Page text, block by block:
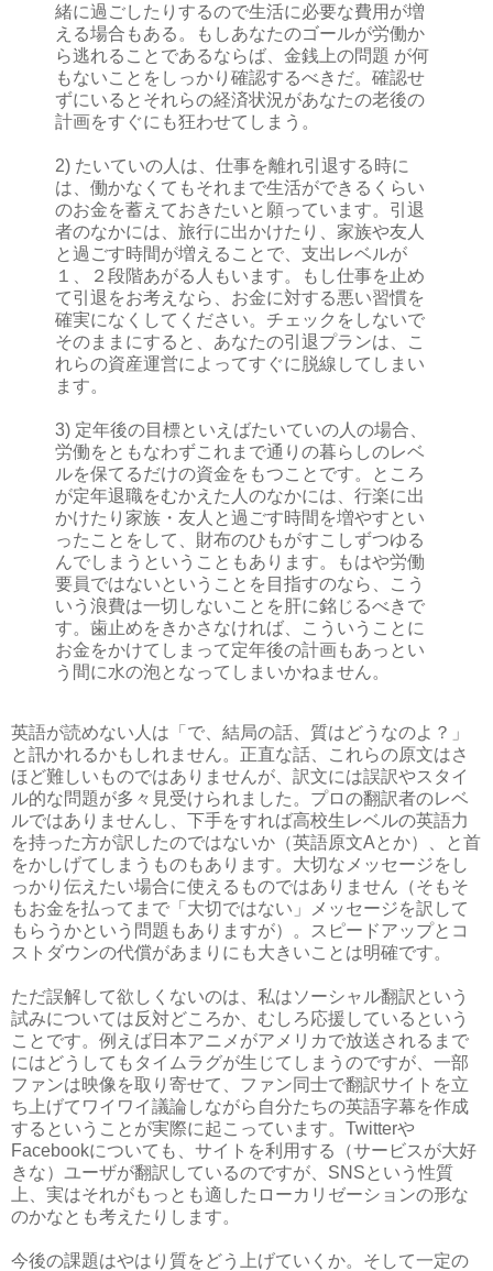
緒に過ごしたりするので生活に必要な費用が増
える場合もある。もしあなたのゴールが労働か
ら逃れることであるならば、金銭上の問題 が何
もないことをしっかり確認するべきだ。確認せ
ずにいるとそれらの経済状況があなたの老後の
計画をすぐにも狂わせてしまう。
2) たいていの人は、仕事を離れ引退する時に
は、働かなくてもそれまで生活ができるくらい
のお金を蓄えておきたいと願っています。引退
者のなかには、旅行に出かけたり、家族や友人
と過ごす時間が増えることで、支出レベルが
１、２段階あがる人もいます。もし仕事を止め
て引退をお考えなら、お金に対する悪い習慣を
確実になくしてください。チェックをしないで
そのままにすると、あなたの引退プランは、こ
れらの資産運営によってすぐに脱線してしまい
ます。
3) 定年後の目標といえばたいていの人の場合、
労働をともなわずこれまで通りの暮らしのレベ
ルを保てるだけの資金をもつことです。ところ
が定年退職をむかえた人のなかには、行楽に出
かけたり家族・友人と過ごす時間を増やすとい
ったことをして、財布のひもがすこしずつゆる
んでしまうということもあります。もはや労働
要員ではないということを目指すのなら、こう
いう浪費は一切しないことを肝に銘じるべきで
す。歯止めをきかさなければ、こういうことに
お金をかけてしまって定年後の計画もあっとい
う間に水の泡となってしまいかねません。
英語が読めない人は「で、結局の話、質はどうなのよ？」
と訊かれるかもしれません。正直な話、これらの原文はさ
ほど難しいものではありませんが、訳文には誤訳やスタイ
ル的な問題が多々見受けられました。プロの翻訳者のレベ
ルではありませんし、下手をすれば高校生レベルの英語力
を持った方が訳したのではないか（英語原文Aとか）、と首
をかしげてしまうものもあります。大切なメッセージをし
っかり伝えたい場合に使えるものではありません（そもそ
もお金を払ってまで「大切ではない」メッセージを訳して
もらうかという問題もありますが）。スピードアップとコ
ストダウンの代償があまりにも大きいことは明確です。
ただ誤解して欲しくないのは、私はソーシャル翻訳という
試みについては反対どころか、むしろ応援しているという
ことです。例えば日本アニメがアメリカで放送されるまで
にはどうしてもタイムラグが生じてしまうのですが、一部
ファンは映像を取り寄せて、ファン同士で翻訳サイトを立
ち上げてワイワイ議論しながら自分たちの英語字幕を作成
するということが実際に起こっています。Twitterや
Facebookについても、サイトを利用する（サービスが大好
きな）ユーザが翻訳しているのですが、SNSという性質
上、実はそれがもっとも適したローカリゼーションの形な
のかなとも考えたりします。
今後の課題はやはり質をどう上げていくか。そして一定の